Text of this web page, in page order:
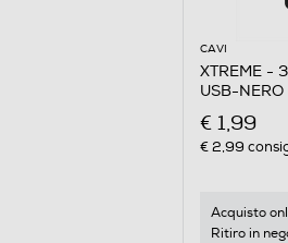
CAVI
XTREME -
USB-NERO
€ 1,99
€ 2,99
Acquisto
Ritiro in